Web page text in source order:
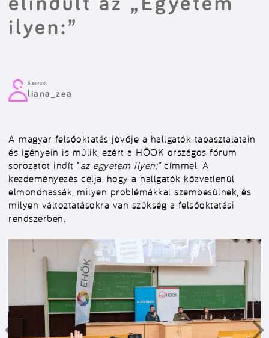
ilyen:”
Szerző:
liana_zea
A magyar felsőoktatás jövője a hallgatók tapasztalatain
és igényein is múlik, ezért a HÖOK országos fórum
sorozatot indít “az egyetem ilyen:”címmel. A
kezdeményezés célja, hogy a hallgatók közvetlenül
elmondhassák, milyen problémákkal szembesülnek, és
milyen változtatásokra van szükség a felsőoktatási
rendszerben.